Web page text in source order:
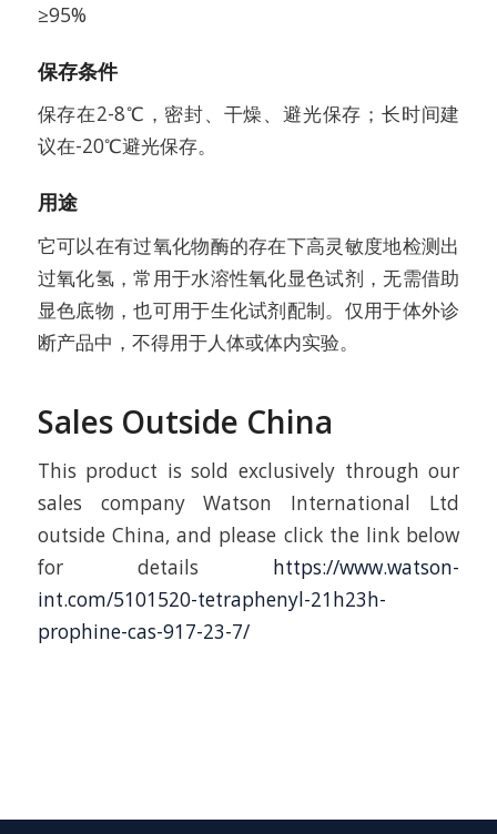
≥95%
保存条件
保存在2-8℃，密封、干燥、避光保存；长时间建
议在-20℃避光保存。
用途
它可以在有过氧化物酶的存在下高灵敏度地检测出
过氧化氢，常用于水溶性氧化显色试剂，无需借助
显色底物，也可用于生化试剂配制。仅用于体外诊
断产品中，不得用于人体或体内实验。
Sales Outside China
This product is sold exclusively through our
sales company Watson International Ltd
outside China, and please click the link below
for details https://www.watson-
int.com/5101520-tetraphenyl-21h23h-
prophine-cas-917-23-7/